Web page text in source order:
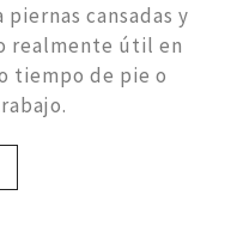
cansadas y
realmente útil en
tiempo de pie o